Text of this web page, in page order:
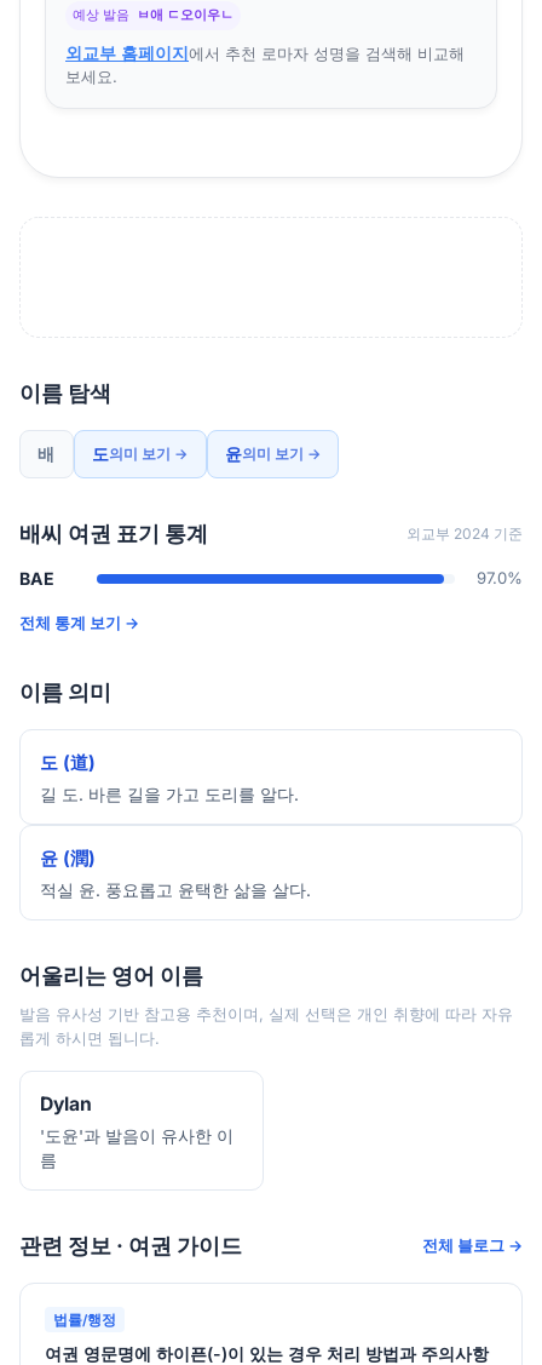
예상 발음 ㅂ애 ㄷ오이우ㄴ
외교부 홈페이지에서 추천 로마자 성명을 검색해 비교해
보세요.
이름 탐색
배 도의미 보기 → 윤의미 보기 →
배씨 여권 표기 통계 외교부 2024 기준
BAE 97.0%
전체 통계 보기 →
이름 의미
도 (道)
길 도. 바른 길을 가고 도리를 알다.
윤 (潤)
적실 윤. 풍요롭고 윤택한 삶을 살다.
어울리는 영어 이름
발음 유사성 기반 참고용 추천이며, 실제 선택은 개인 취향에 따라 자유
롭게 하시면 됩니다.
Dylan
'도윤'과 발음이 유사한 이
름
관련 정보 · 여권 가이드 전체 블로그 →
법률/행정
여권 영문명에 하이픈(-)이 있는 경우 처리 방법과 주의사항